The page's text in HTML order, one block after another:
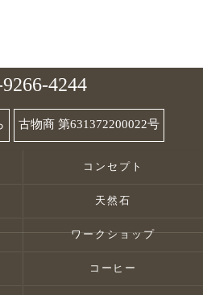
4244
古物商 第631372200022号
コンセプト
天然石
ワークショップ
コーヒー